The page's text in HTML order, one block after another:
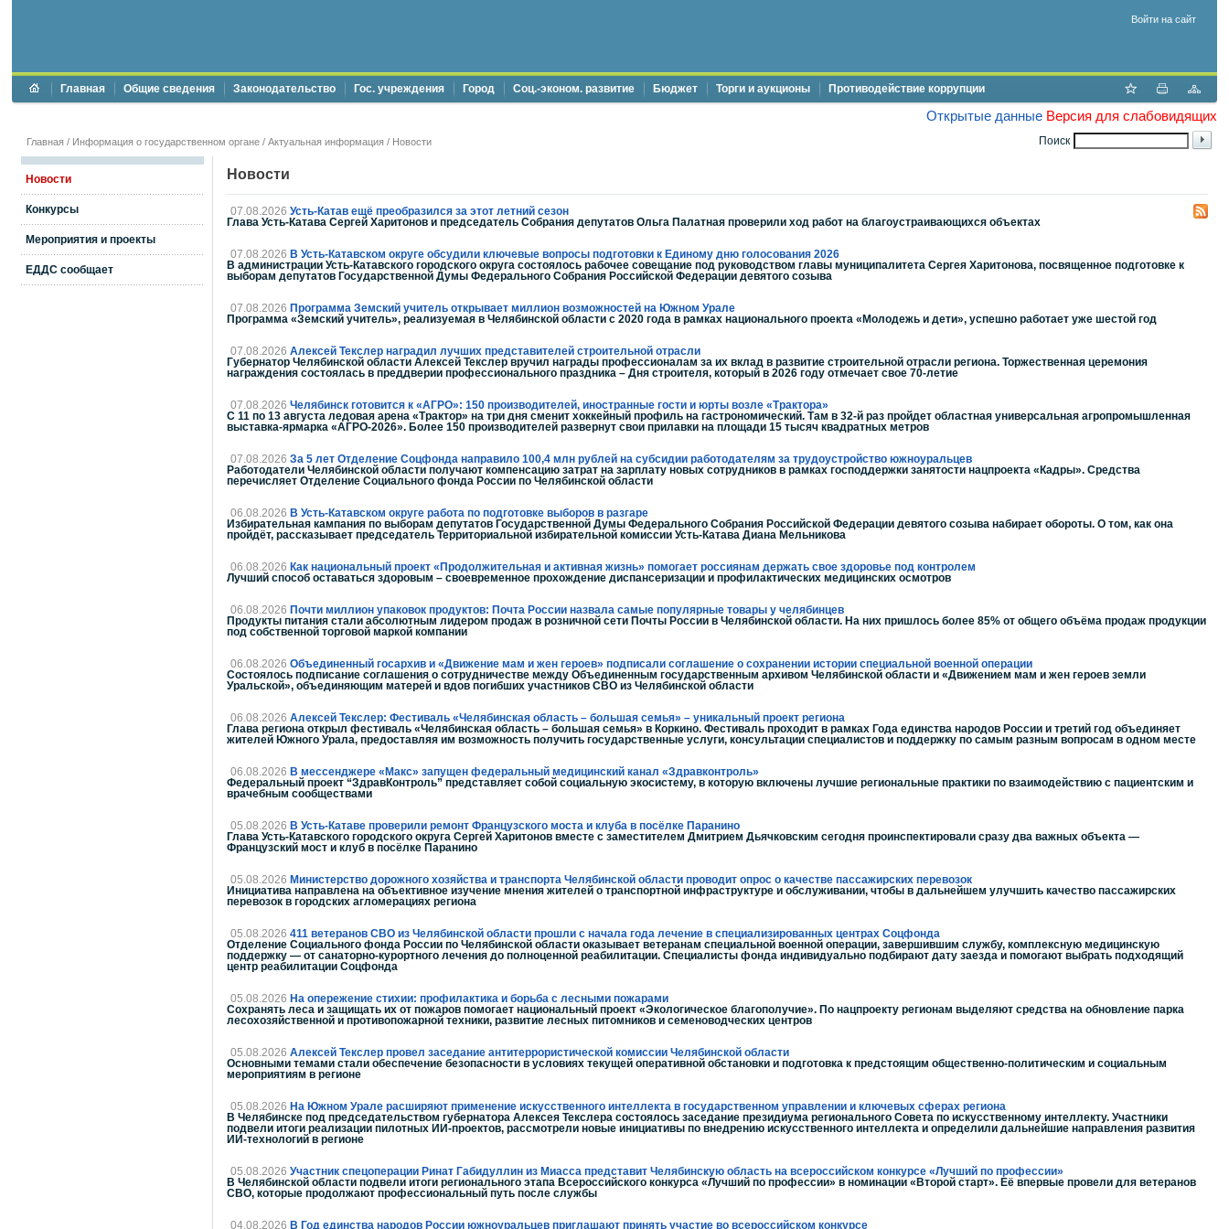
Войти на сайт
Главная Общие сведения Законодательство Гос. учреждения Город Соц.-эконом. развитие Бюджет Торги и аукционы Противодействие коррупции
Открытые данные Версия для слабовидящих
Поиск
Главная / Информация о государственном органе / Актуальная информация / Новости
Новости
Конкурсы
Мероприятия и проекты
ЕДДС сообщает
Новости
07.08.2026 Усть-Катав ещё преобразился за этот летний сезон
Глава Усть-Катава Сергей Харитонов и председатель Собрания депутатов Ольга Палатная проверили ход работ на благоустраивающихся объектах
07.08.2026 В Усть-Катавском округе обсудили ключевые вопросы подготовки к Единому дню голосования 2026
В администрации Усть-Катавского городского округа состоялось рабочее совещание под руководством главы муниципалитета Сергея Харитонова, посвященное подготовке к
выборам депутатов Государственной Думы Федерального Собрания Российской Федерации девятого созыва
07.08.2026 Программа Земский учитель открывает миллион возможностей на Южном Урале
Программа «Земский учитель», реализуемая в Челябинской области с 2020 года в рамках национального проекта «Молодежь и дети», успешно работает уже шестой год
07.08.2026 Алексей Текслер наградил лучших представителей строительной отрасли
Губернатор Челябинской области Алексей Текслер вручил награды профессионалам за их вклад в развитие строительной отрасли региона. Торжественная церемония
награждения состоялась в преддверии профессионального праздника – Дня строителя, который в 2026 году отмечает свое 70-летие
07.08.2026 Челябинск готовится к «АГРО»: 150 производителей, иностранные гости и юрты возле «Трактора»
С 11 по 13 августа ледовая арена «Трактор» на три дня сменит хоккейный профиль на гастрономический. Там в 32-й раз пройдет областная универсальная агропромышленная
выставка-ярмарка «АГРО-2026». Более 150 производителей развернут свои прилавки на площади 15 тысяч квадратных метров
07.08.2026 За 5 лет Отделение Соцфонда направило 100,4 млн рублей на субсидии работодателям за трудоустройство южноуральцев
Работодатели Челябинской области получают компенсацию затрат на зарплату новых сотрудников в рамках господдержки занятости нацпроекта «Кадры». Средства
перечисляет Отделение Социального фонда России по Челябинской области
06.08.2026 В Усть-Катавском округе работа по подготовке выборов в разгаре
Избирательная кампания по выборам депутатов Государственной Думы Федерального Собрания Российской Федерации девятого созыва набирает обороты. О том, как она
пройдёт, рассказывает председатель Территориальной избирательной комиссии Усть-Катава Диана Мельникова
06.08.2026 Как национальный проект «Продолжительная и активная жизнь» помогает россиянам держать свое здоровье под контролем
Лучший способ оставаться здоровым – своевременное прохождение диспансеризации и профилактических медицинских осмотров
06.08.2026 Почти миллион упаковок продуктов: Почта России назвала самые популярные товары у челябинцев
Продукты питания стали абсолютным лидером продаж в розничной сети Почты России в Челябинской области. На них пришлось более 85% от общего объёма продаж продукции
под собственной торговой маркой компании
06.08.2026 Объединенный госархив и «Движение мам и жен героев» подписали соглашение о сохранении истории специальной военной операции
Состоялось подписание соглашения о сотрудничестве между Объединенным государственным архивом Челябинской области и «Движением мам и жен героев земли
Уральской», объединяющим матерей и вдов погибших участников СВО из Челябинской области
06.08.2026 Алексей Текслер: Фестиваль «Челябинская область – большая семья» – уникальный проект региона
Глава региона открыл фестиваль «Челябинская область – большая семья» в Коркино. Фестиваль проходит в рамках Года единства народов России и третий год объединяет
жителей Южного Урала, предоставляя им возможность получить государственные услуги, консультации специалистов и поддержку по самым разным вопросам в одном месте
06.08.2026 В мессенджере «Макс» запущен федеральный медицинский канал «Здравконтроль»
Федеральный проект “ЗдравКонтроль” представляет собой социальную экосистему, в которую включены лучшие региональные практики по взаимодействию с пациентским и
врачебным сообществами
05.08.2026 В Усть-Катаве проверили ремонт Французского моста и клуба в посёлке Паранино
Глава Усть-Катавского городского округа Сергей Харитонов вместе с заместителем Дмитрием Дьячковским сегодня проинспектировали сразу два важных объекта —
Французский мост и клуб в посёлке Паранино
05.08.2026 Министерство дорожного хозяйства и транспорта Челябинской области проводит опрос о качестве пассажирских перевозок
Инициатива направлена на объективное изучение мнения жителей о транспортной инфраструктуре и обслуживании, чтобы в дальнейшем улучшить качество пассажирских
перевозок в городских агломерациях региона
05.08.2026 411 ветеранов СВО из Челябинской области прошли с начала года лечение в специализированных центрах Соцфонда
Отделение Социального фонда России по Челябинской области оказывает ветеранам специальной военной операции, завершившим службу, комплексную медицинскую
поддержку — от санаторно-курортного лечения до полноценной реабилитации. Специалисты фонда индивидуально подбирают дату заезда и помогают выбрать подходящий
центр реабилитации Соцфонда
05.08.2026 На опережение стихии: профилактика и борьба с лесными пожарами
Сохранять леса и защищать их от пожаров помогает национальный проект «Экологическое благополучие». По нацпроекту регионам выделяют средства на обновление парка
лесохозяйственной и противопожарной техники, развитие лесных питомников и семеноводческих центров
05.08.2026 Алексей Текслер провел заседание антитеррористической комиссии Челябинской области
Основными темами стали обеспечение безопасности в условиях текущей оперативной обстановки и подготовка к предстоящим общественно-политическим и социальным
мероприятиям в регионе
05.08.2026 На Южном Урале расширяют применение искусственного интеллекта в государственном управлении и ключевых сферах региона
В Челябинске под председательством губернатора Алексея Текслера состоялось заседание президиума регионального Совета по искусственному интеллекту. Участники
подвели итоги реализации пилотных ИИ-проектов, рассмотрели новые инициативы по внедрению искусственного интеллекта и определили дальнейшие направления развития
ИИ-технологий в регионе
05.08.2026 Участник спецоперации Ринат Габидуллин из Миасса представит Челябинскую область на всероссийском конкурсе «Лучший по профессии»
В Челябинской области подвели итоги регионального этапа Всероссийского конкурса «Лучший по профессии» в номинации «Второй старт». Её впервые провели для ветеранов
СВО, которые продолжают профессиональный путь после службы
04.08.2026 В Год единства народов России южноуральцев приглашают принять участие во всероссийском конкурсе